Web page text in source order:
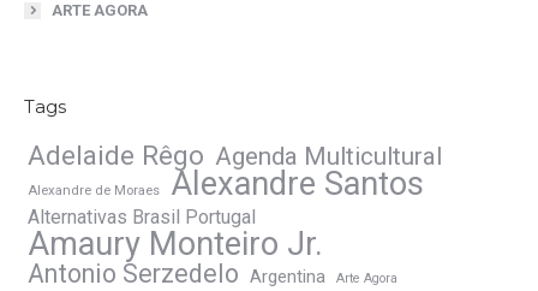
ARTE AGORA
Tags
Adelaide Rêgo Agenda Multicultural
Alexandre de Moraes Alexandre Santos
Alternativas Brasil Portugal
Amaury Monteiro Jr.
Antonio Serzedelo Argentina Arte Agora